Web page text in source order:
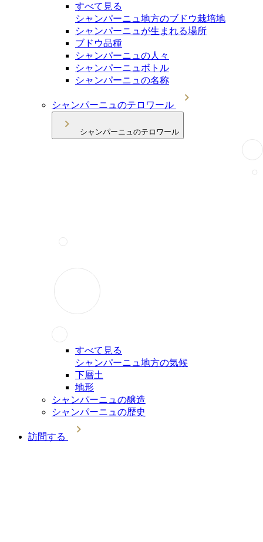
すべて見る
シャンパーニュ地方のブドウ栽培地
シャンパーニュが生まれる場所
ブドウ品種
シャンパーニュの人々
シャンパーニュボトル
シャンパーニュの名称
シャンパーニュのテロワール
シャンパーニュのテロワール
すべて見る
シャンパーニュ地方の気候
下層土
地形
シャンパーニュの醸造
シャンパーニュの歴史
訪問する